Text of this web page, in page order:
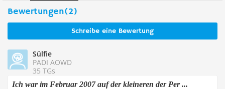
Bewertungen(2)
Schreibe eine Bewertung
Sülfie
PADI AOWD
35 TGs
Ich war im Februar 2007 auf der kleineren der Per ...